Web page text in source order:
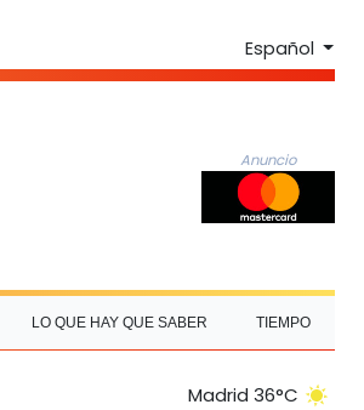
Español
Anuncio
LO QUE HAY QUE SABER TIEMPO
Madrid 36°C